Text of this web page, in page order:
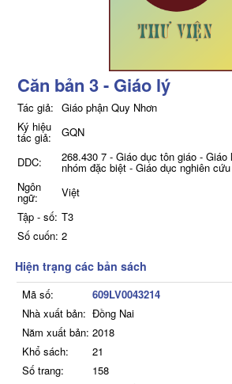
Căn bản 3 - Giáo lý
Tác giả: Giáo phận Quy Nhơn
Ký hiệu
tác giả:
GQN
DDC:
268.430 7 - Giáo dục tôn giáo -
nhóm đặc biệt - Giáo dục nghiên
Ngôn
ngữ:
Việt
Tập - số: T3
Số cuốn: 2
Hiện trạng các bản sách
Mã số:
609LV0043214
Nhà xuất bản: Đồng Nai
Năm xuất bản: 2018
Khổ sách:
21
Số trang:
158